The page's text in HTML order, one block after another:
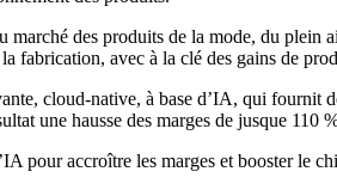
des produits de la mode, du plein
fabrication, avec à la clé des gains de
cloud-native, à base d’IA, qui fournit
une hausse des marges de jusque 110
pour accroître les marges et booster le